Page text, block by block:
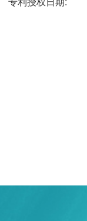
专利授权日期: